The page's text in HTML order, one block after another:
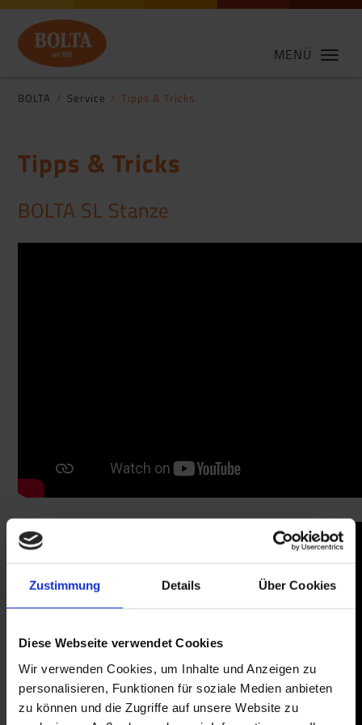
Zustimmung Details Über Cookies
Diese Webseite verwendet Cookies
Wir verwenden Cookies, um Inhalte und Anzeigen zu
personalisieren, Funktionen für soziale Medien anbieten
zu können und die Zugriffe auf unsere Website zu
MENÜ
BOLTA Service Tipps & Tricks
Tipps & Tricks
BOLTA SL Stanze